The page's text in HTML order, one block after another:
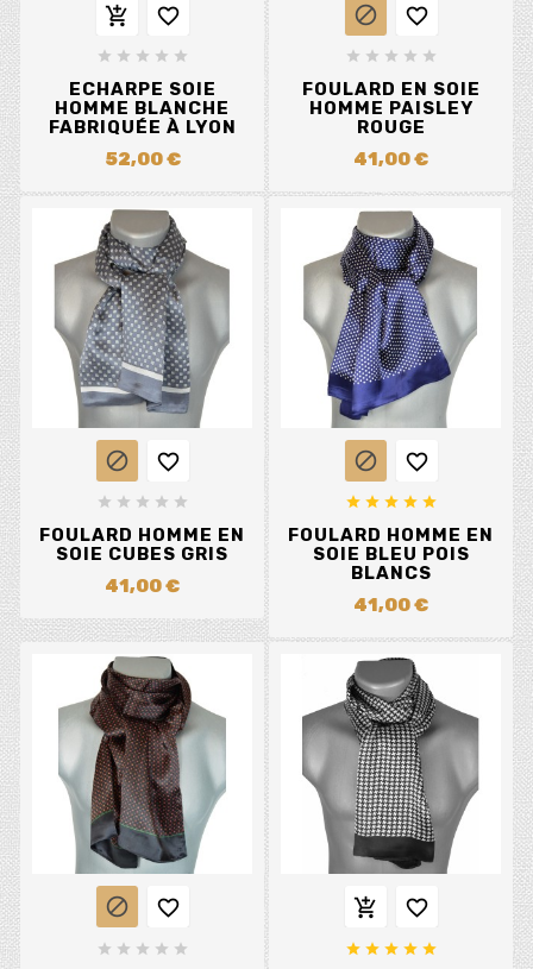
 
    
ECHARPE SOIE
HOMME BLANCHE
FABRIQUÉE À LYON
52,00 €
 
    
FOULARD EN SOIE
HOMME PAISLEY
ROUGE
41,00 €
 
    
FOULARD HOMME EN
SOIE CUBES GRIS
41,00 €
 
    
FOULARD HOMME EN
SOIE BLEU POIS
BLANCS
41,00 €
 
    
 
    